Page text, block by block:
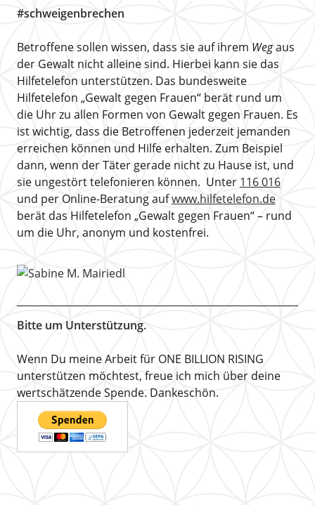
#schweigenbrechen
Betroffene sollen wissen, dass sie auf ihrem Wegaus
der Gewalt nicht alleine sind. Hierbei kann sie das
Hilfetelefon unterstützen. Das bundesweite
Hilfetelefon „Gewalt gegen Frauen“ berät rund um
die Uhr zu allen Formen von Gewalt gegen Frauen. Es
ist wichtig, dass die Betroffenen jederzeit jemanden
erreichen können und Hilfe erhalten. Zum Beispiel
dann, wenn der Täter gerade nicht zu Hause ist, und
sie ungestört telefonieren können. Unter 116 016
und per Online-Beratung aufwww.hilfetelefon.de
berät das Hilfetelefon „Gewalt gegen Frauen“ – rund
um die Uhr, anonym und kostenfrei.
Bitte um Unterstützung.
Wenn Du meine Arbeit für ONE BILLION RISING
unterstützen möchtest, freue ich mich über deine
wertschätzende Spende. Dankeschön.